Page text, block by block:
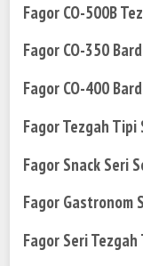
Fagor CO-500B
Fagor CO-350
Fagor CO-400
Fagor Tezgah Tipi
Fagor Snack Seri
Fagor Gastronom
Fagor Seri